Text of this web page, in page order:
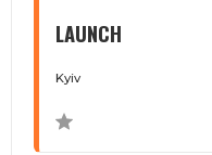
LAUNCH
Kyiv